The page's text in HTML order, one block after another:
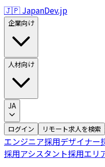
🇯🇵 JapanDev.jp
企業向け
人材向け
JA
ログイン リモート求人を検索
エンジニア採用デザイナー
採用アシスタント採用エリ